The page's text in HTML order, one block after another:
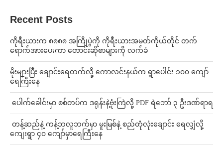
Recent Posts
ကိုရီးယားက ၈၈၈၈ အကြိုပွဲကို ကိုရီးယားအမတ်ကိုယ်တိုင် တက်
ရောက်အားပေးကာ တောင်းဆိုစာများကို လက်ခံ
⁨မိုးများပြီး ချောင်းရေတက်လို့ ကောလင်းနယ်က ရွာပေါင်း ၁၀၀ ကျော်
ရေကြီးနေ
⁩ ⁨ပေါက်ခေါင်းမှာ စစ်တပ်က ဒရုန်းနဲ့ဗုံးကြဲလို့ PDF ရဲဘော် ၃ ဦးဒဏ်ရာရ
⁩ ⁨တန့်ဆည်နဲ့ ကန့်ဘလူဘက်မှာ မူးမြစ်နဲ့ စည်တုံလုံးချောင်း ရေလျှံလို့
ကျေးရွာ ၄၀ ကျော်မှာရေကြီးနေ